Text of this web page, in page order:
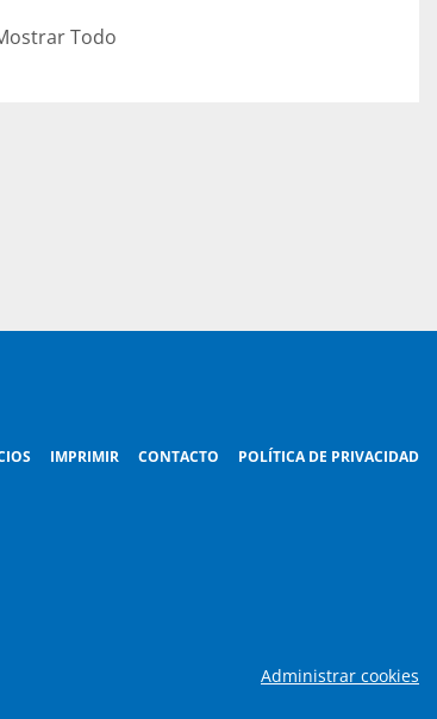
buenas condiciones, como nueva.
Todo
IMPRIMIR CONTACTO POLÍTICA DE PRIVACIDAD
Administrar cookies